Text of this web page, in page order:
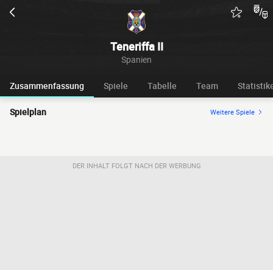
Teneriffa II
Spanien
Zusammenfassung Spiele Tabelle Team
Spielplan Weitere Spiele
DER INHALT FOLGT NACH DER WERBUNG